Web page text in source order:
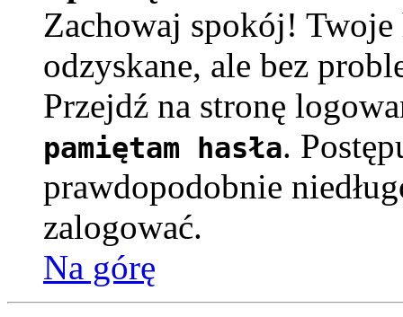
Zachowaj spokój! Twoje
odzyskane, ale bez
Przejdź na stronę
pamiętam hasła.
prawdopodobnie
zalogować.
Na górę